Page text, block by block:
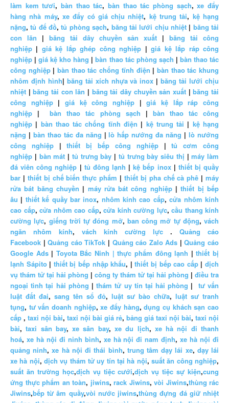
làm kem tươi,bàn thao tác,bàn thao tác phòng sạch,xe đẩy
hàng nhà máy, xe đẩy có giá chịu nhiệt, kệ trung tải, kệ hạng
nặng,tủ để đồ,tủ phòng sạch, băng tải lưới chịu nhiệt| băng tải
con lăn | băng tải dây chuyền sản xuất | băng tải công
nghiệp | giá kệ lắp ghép công nghiệp |giá kệ lắp ráp công
nghiệp |giá kệ kho hàng |bàn thao tác phòng sạch | bàn thao tác
công nghiệp|bàn thao tác chống tĩnh điện | bàn thao tác khung
nhôm định hình| băng tải xích nhựa và inox |băng tải lưới chịu
nhiệt |băng tải con lăn | băng tải dây chuyền sản xuất |băng tải
công nghiệp|giá kệ công nghiệp |giá kệ lắp ráp công
nghiệp |bàn thao tác phòng sạch | bàn thao tác công
nghiệp | bàn thao tác chống tĩnh điện | kệ trung tải | kệ hạng
nặng | bàn thao tác đa năng |lò hấp nướng đa năng |lò nướng
công nghiệp|thiết bị bếp công nghiệp|tủ cơm công
nghiệp | bàn mát | tủ trưng bày | tủ trưng bày siêu thị |máy làm
đá viên công nghiệp | tủ đông lạnh |kệ bếp inox| thiết bị quầy
bar | thiết bị chế biến thực phẩm | thiết bị pha chế cà phê | máy
rửa bát băng chuyền | máy rửa bát công nghiệp|thiết bị bếp
âu | thiết kế quầy bar inox, nhôm kính cao cấp,cửa nhôm kính
cao cấp, cửa nhôm cao cấp, cửa kính cường lực, cầu thang kính
cường lực, giếng trời tự đóng mở, ban công mở tự động, vách
ngăn nhôm kính, vách kính cường lực . Quảng cáo
Facebook |Quảng cáo TikTok | Quảng cáo Zalo Ads |Quảng cáo
Google Ads| Toyota Bắc Ninh | thực phẩm đông lạnh |thiết bị
lạnh Sápito | thiết bị bếp nhập khẩu, |thiết bị bếp cao cấp|dịch
vụ thám tử tại hải phòng | công ty thám tử tại hải phòng | điều tra
ngoại tình tại hải phòng |thám tử uy tín tại hải phòng | tư vấn
luật đất đai, sang tên sổ đỏ, luật sư bào chữa, luật sư tranh
tụng, tư vấn doanh nghiệp,xe đẩy hàng,dụng cụ khách sạn cao
cấp , taxi nội bài, taxi nội bài giá rẻ, bảng giá taxi nội bài, taxi nội
bài,taxi sân bay,xe sân bay,xe du lịch, xe hà nội đi thanh
hoá, xe hà nội đi ninh bình, xe hà nội đi nam định,xe hà nội đi
quảng ninh,xe hà nội đi thái bình, trung tâm dạy lái xe, dạy lái
xe hà nội,dịch vụ thám tử uy tín tại hà nội,suất ăn công nghiệp,
suất ăn trường học,dịch vụ tiệc cưới,dịch vụ tiệc sự kiện,cung
ứng thực phẩm an toàn, jiwins, rack Jiwins, vòi Jiwins,thùng rác
Jiwins,bếp từ âm quầy,vòi nước jiwins,thùng đựng đá giữ nhiệt